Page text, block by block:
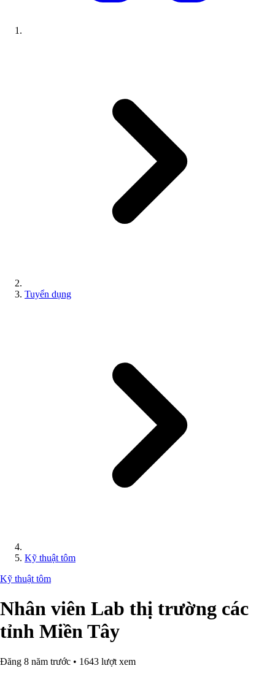
Tuyển dụng
Kỹ thuật tôm
Kỹ thuật tôm
Nhân viên Lab thị trường các
tỉnh Miền Tây
Đăng 8 năm trước • 1643 lượt xem